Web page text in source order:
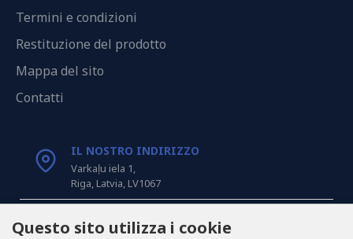
Termini e condizioni
Restituzione del prodotto
Mappa del sito
Contatti
IL NOSTRO INDIRIZZO
Varkaļu iela 1,
Riga, Latvia, LV1067
CHIAMACI
Questo sito utilizza i cookie